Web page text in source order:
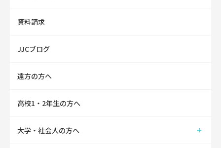
資料請求
JJCブログ
遠方の方へ
高校1・2年生の方へ
大学・社会人の方へ